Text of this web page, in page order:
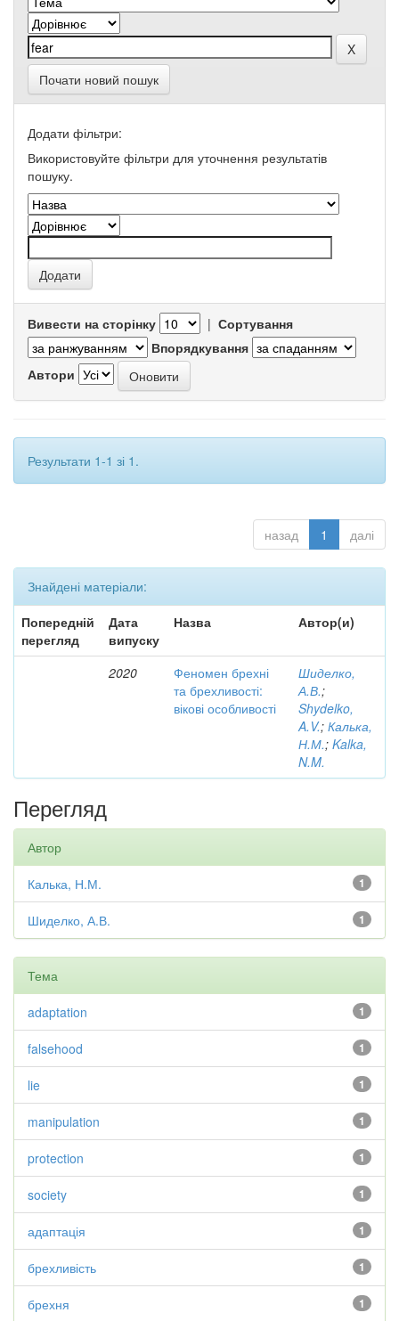
Почати новий пошук
Додати фільтри:
Використовуйте фільтри для уточнення результатів
пошуку.
Вивести на сторінку | Сортування
Впорядкування
Автори
Результати 1-1 зі 1.
назад 1 далі
Знайдені матеріали:
Попередній
перегляд
Дата
випуску
Назва Автор(и)
2020
Феномен брехні
та брехливості:
вікові особливості
Шиделко,
А.В.;
Shydelko,
A.V.; Калька,
Н.М.; Kalka,
N.M.
Перегляд
Автор
1
Калька, Н.М.
1
Шиделко, А.В.
Тема
1
adaptation
1
falsehood
1
lie
1
manipulation
1
protection
1
society
1
адаптація
1
брехливість
1
брехня